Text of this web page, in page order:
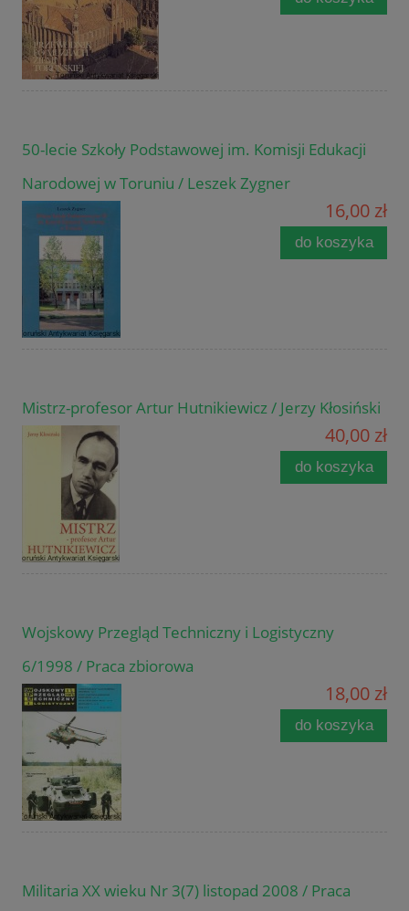
50-lecie Szkoły Podstawowej im. Komisji Edukacji
Narodowej w Toruniu / Leszek Zygner
16,00 zł
do koszyka
Mistrz-profesor Artur Hutnikiewicz / Jerzy Kłosiński
40,00 zł
do koszyka
Wojskowy Przegląd Techniczny i Logistyczny
6/1998 / Praca zbiorowa
18,00 zł
do koszyka
Militaria XX wieku Nr 3(7) listopad 2008 / Praca